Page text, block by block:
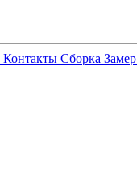
Контакты Сборка Замер